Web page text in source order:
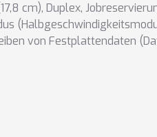
cm), Duplex,
von Festplattendaten